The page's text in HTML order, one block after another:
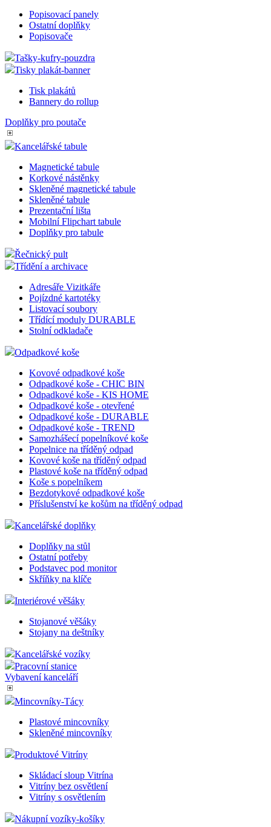
Popisovací panely
Ostatní doplňky
Popisovače
Tašky-kufry-pouzdra
Tisky plakát-banner
Tisk plakátů
Bannery do rollup
Doplňky pro poutače
Kancelářské tabule
Magnetické tabule
Korkové nástěnky
Skleněné magnetické tabule
Skleněné tabule
Prezentační lišta
Mobilní Flipchart tabule
Doplňky pro tabule
Řečnický pult
Třídění a archivace
Adresáře Vizitkáře
Pojízdné kartotéky
Listovací soubory
Třídící moduly DURABLE
Stolní odkladače
Odpadkové koše
Kovové odpadkové koše
Odpadkové koše - CHIC BIN
Odpadkové koše - KIS HOME
Odpadkové koše - otevřené
Odpadkové koše - DURABLE
Odpadkové koše - TREND
Samozhášecí popelníkové koše
Popelnice na tříděný odpad
Kovové koše na tříděný odpad
Plastové koše na tříděný odpad
Koše s popelníkem
Bezdotykové odpadkové koše
Příslušenství ke košům na tříděný odpad
Kancelářské doplňky
Doplňky na stůl
Ostatní potřeby
Podstavec pod monitor
Skříňky na klíče
Interiérové věšáky
Stojanové věšáky
Stojany na deštníky
Kancelářské vozíky
Pracovní stanice
Vybavení kanceláří
Mincovníky-Tácy
Plastové mincovníky
Skleněné mincovníky
Produktové Vitríny
Skládací sloup Vitrína
Vitríny bez osvětlení
Vitríny s osvětlením
Nákupní vozíky-košíky